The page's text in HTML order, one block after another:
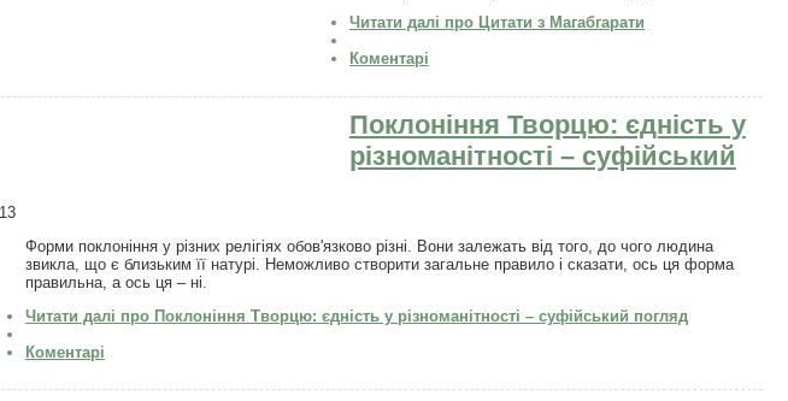
Читати далі про Цитати з Магабгарати
Коментарі
Поклоніння Творцю: єдність у
різноманітності – суфійський
Форми поклоніння у різних релігіях обов'язково різні. Вони залежать від того, до чого людина
звикла, що є близьким її натурі. Неможливо створити загальне правило і сказати, ось ця форма
правильна, а ось ця – ні.
Читати далі про Поклоніння Творцю: єдність у різноманітності – суфійський погляд
Коментарі